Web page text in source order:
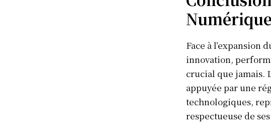
Numérique
Face à l’expansion
innovation,
crucial que jamais.
appuyée par une
technologiques,
respectueuse de